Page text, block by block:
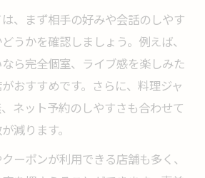
屋で心地よい会話を楽しむコツ
の居酒屋で癒しの時間を堪能
で差がつく特別な夜の過ごし方
が居酒屋デートに与える効果
屋でプライベートなひとときを
、まず相手の好みや会話のしやす
うかを確認しましょう。例えば、
ら完全個室、ライブ感を楽しみた
おすすめです。さらに、料理ジャ
ネット予約のしやすさも合わせて
減ります。
ーポンが利用できる店舗も多く、